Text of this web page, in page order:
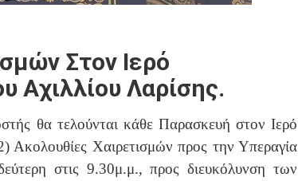
Στον Ιερό
Αχιλλίου Λαρίσης.
θα τελούνται κάθε Παρασκευή στον Ιερό
Ακολουθίες Χαιρετισμών προς την Υπεραγία
στις 9.30μ.μ., προς διευκόλυνση των